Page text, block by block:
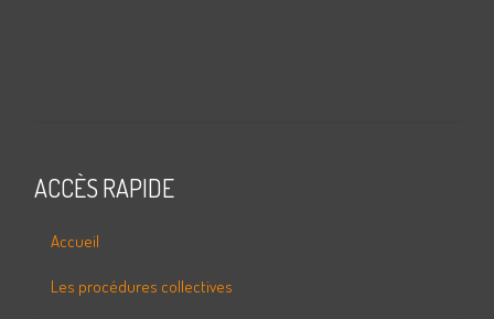
ACCÈS RAPIDE
Accueil
Les procédures collectives